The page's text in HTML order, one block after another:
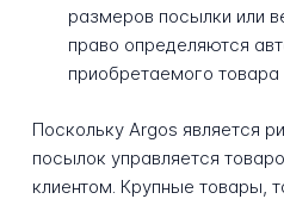
размеров посылки или
право определяются
приобретаемого товара
Поскольку Argos является
посылок управляется
клиентом. Крупные товары,